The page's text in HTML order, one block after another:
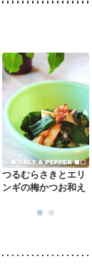
つるむらさきとエリ
ンギの梅かつお和え